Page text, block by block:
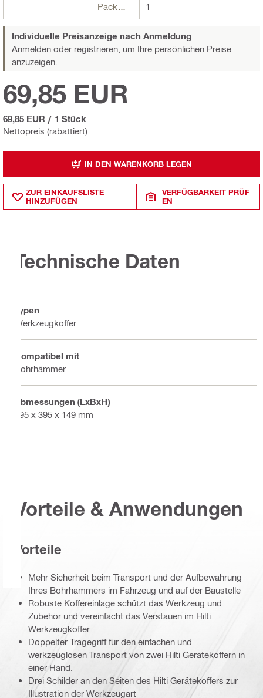
Packungen 1
Individuelle Preisanzeige nach Anmeldung
Anmelden oder registrieren, um Ihre persönlichen Preise
anzuzeigen.
Nettopreis (rabattiert)
69,85 EUR
69,85 EUR / 1 Stück
IN DEN WARENKORB LEGEN
ZUR EINKAUFSLISTE
HINZUFÜGEN
VERFÜGBARKEIT PRÜF
EN
Technische Daten
Typen
Werkzeugkoffer
Kompatibel mit
Bohrhämmer
Abmessungen (LxBxH)
495 x 395 x 149 mm
Vorteile & Anwendungen
Vorteile
Mehr Sicherheit beim Transport und der Aufbewahrung
Ihres Bohrhammers im Fahrzeug und auf der Baustelle
Robuste Koffereinlage schützt das Werkzeug und
Zubehör und vereinfacht das Verstauen im Hilti
Werkzeugkoffer
Doppelter Tragegriff für den einfachen und
werkzeuglosen Transport von zwei Hilti Gerätekoffern in
einer Hand.
Drei Schilder an den Seiten des Hilti Gerätekoffers zur
Illustration der Werkzeugart